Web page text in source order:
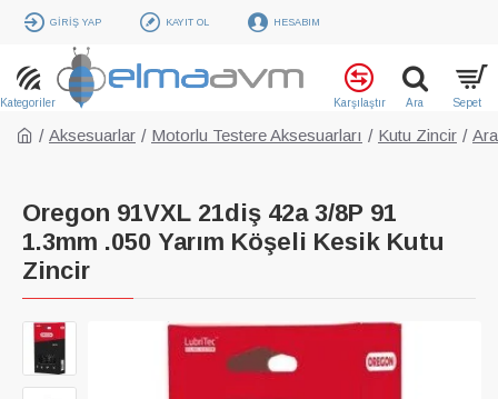
GIRIŞ YAP KAYIT OL HESABIM
Aksesuarlar Motorlu Testere Aksesuarları Kutu Zincir
Oregon 91VXL 21diş 42a 3/8P 91
1.3mm .050 Yarım Köşeli Kesik Kutu
Zincir